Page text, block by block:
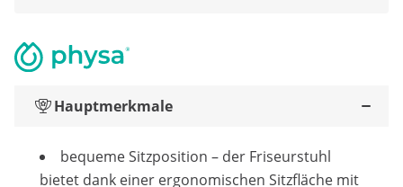
Hauptmerkmale
bequeme Sitzposition – der Friseurstuhl
bietet dank einer ergonomischen Sitzfläche mit